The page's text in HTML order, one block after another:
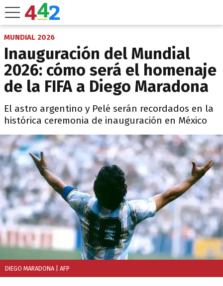
MUNDIAL 2026
Inauguración del Mundial
2026: cómo será el homenaje
de la FIFA a Diego Maradona
El astro argentino y Pelé serán recordados en la
histórica ceremonia de inauguración en México
DIEGO MARADONA | AFP